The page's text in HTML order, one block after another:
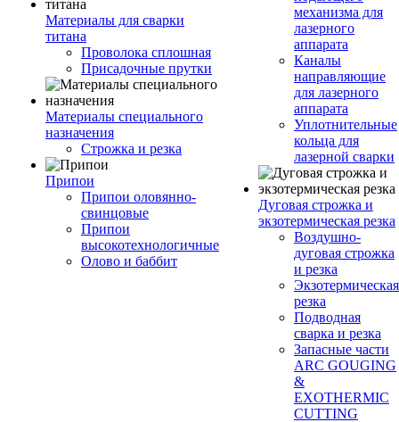
Материалы для сварки
титана
Проволока сплошная
Присадочные прутки
Материалы специального
назначения
Строжка и резка
Припои
Припои оловянно-
свинцовые
Припои
высокотехнологичные
Олово и баббит
механизма для
лазерного
аппарата
Каналы
направляющие
для лазерного
аппарата
Уплотнительные
кольца для
лазерной сварки
Дуговая строжка и
экзотермическая резка
Воздушно-
дуговая строжка
и резка
Экзотермическая
резка
Подводная
сварка и резка
Запасные части
ARC GOUGING
&
EXOTHERMIC
CUTTING